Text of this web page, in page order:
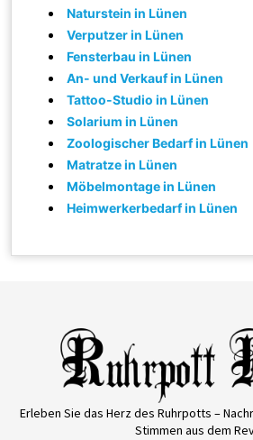
Naturstein in Lünen
Verputzer in Lünen
Fensterbau in Lünen
An- und Verkauf in Lünen
Tattoo-Studio in Lünen
Solarium in Lünen
Zoologischer Bedarf in Lünen
Matratze in Lünen
Möbelmontage in Lünen
Heimwerkerbedarf in Lünen
Erleben Sie das Herz des Ruhrpotts –
Stimmen aus dem